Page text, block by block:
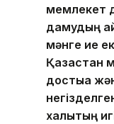
мемлекет
дамудың
мәнге ие
Қазақстан
достыққа
халықтың